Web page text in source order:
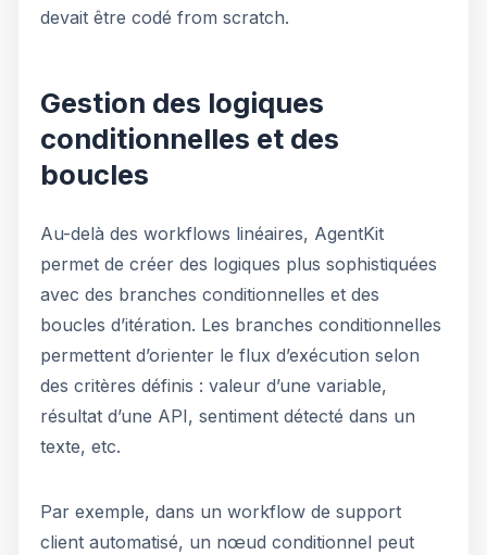
devait être codé from scratch.
Gestion des logiques
conditionnelles et des
boucles
Au-delà des workflows linéaires, AgentKit
permet de créer des logiques plus sophistiquées
avec des branches conditionnelles et des
boucles d’itération. Les branches conditionnelles
permettent d’orienter le flux d’exécution selon
des critères définis : valeur d’une variable,
résultat d’une API, sentiment détecté dans un
texte, etc.
Par exemple, dans un workflow de support
client automatisé, un nœud conditionnel peut